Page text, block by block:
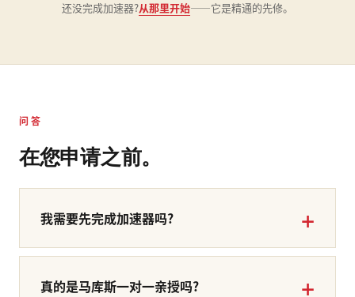
还没完成加速器?从那里开始——它是精通的先修。
问答
在您申请之前。
我需要先完成加速器吗?
真的是马库斯一对一亲授吗?